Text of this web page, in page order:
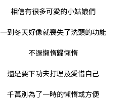
相信有很多可愛的小姑娘們
一到冬天好像就喪失了洗頭的功能
不過懶惰歸懶惰
還是要下功夫打理及愛惜自己
千萬別為了一時的懶惰或方便